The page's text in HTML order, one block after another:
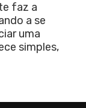
faz a
a se
uma
simples,